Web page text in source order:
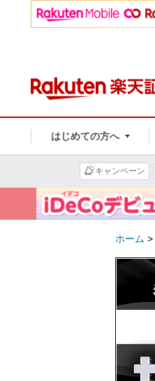
はじめての方へ
キャンペーン
ホーム >